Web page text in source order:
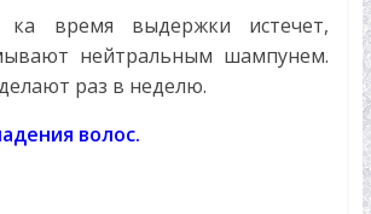
ка время выдержки истечет,
нейтральным шампунем.
раз в неделю.
волос.